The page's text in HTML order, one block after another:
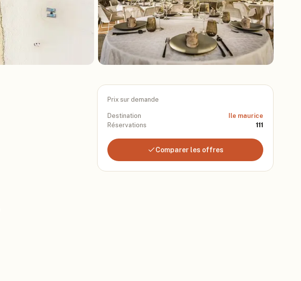
Prix sur demande
Destination
Ile maurice
Réservations
111
Comparer les offres